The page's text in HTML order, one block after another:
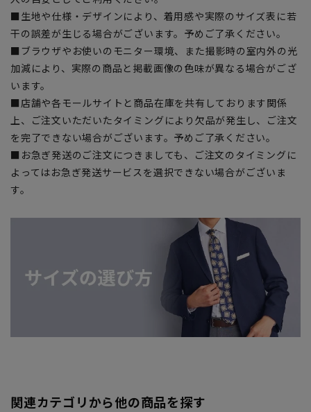
■生地や仕様・デザインにより、着用感や実際のサイズ表に若
干の誤差が生じる場合がございます。予めご了承ください。
■ブラウザやお使いのモニター環境、また撮影時の室内外の光
加減により、実際の商品と掲載画像の色味が異なる場合がござ
います。
■店舗や各モールサイトと商品在庫を共有しております関係
上、ご注文いただいたタイミングにより欠品が発生し、ご注文
を完了できない場合がございます。予めご了承ください。
■お急ぎ発送のご注文につきましても、ご注文のタイミングに
よってはお急ぎ発送サービスを選択できない場合がございま
す。
関連カテゴリから他の商品を探す